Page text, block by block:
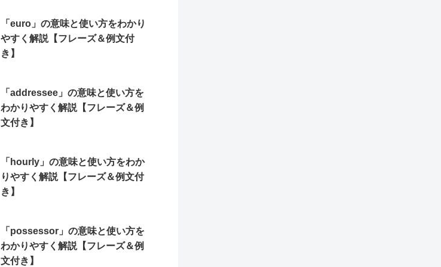
「euro」の意味と使い方をわかり
やすく解説【フレーズ＆例文付
き】
「addressee」の意味と使い方を
わかりやすく解説【フレーズ＆例
文付き】
「hourly」の意味と使い方をわか
りやすく解説【フレーズ＆例文付
き】
「possessor」の意味と使い方を
わかりやすく解説【フレーズ＆例
文付き】